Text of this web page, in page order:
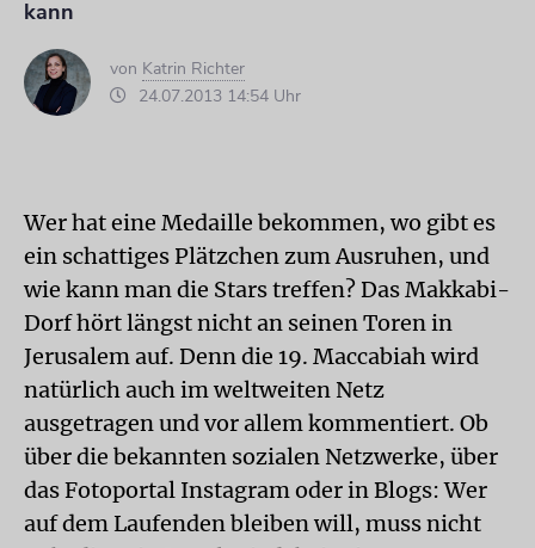
kann
von Katrin Richter
24.07.2013 14:54 Uhr
Wer hat eine Medaille bekommen, wo gibt es
ein schattiges Plätzchen zum Ausruhen, und
wie kann man die Stars treffen? Das Makkabi-
Dorf hört längst nicht an seinen Toren in
Jerusalem auf. Denn die 19. Maccabiah wird
natürlich auch im weltweiten Netz
ausgetragen und vor allem kommentiert. Ob
über die bekannten sozialen Netzwerke, über
das Fotoportal Instagram oder in Blogs: Wer
auf dem Laufenden bleiben will, muss nicht